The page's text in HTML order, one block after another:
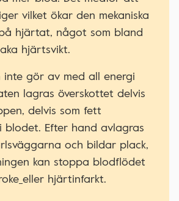
vilket ökar den mekaniska
hjärtat, något som bland
hjärtsvikt.
gör av med all energi
lagras överskottet delvis
delvis som fett
blodet. Efter hand avlagras
och bildar plack,
kan stoppa blodflödet
eller hjärtinfarkt.